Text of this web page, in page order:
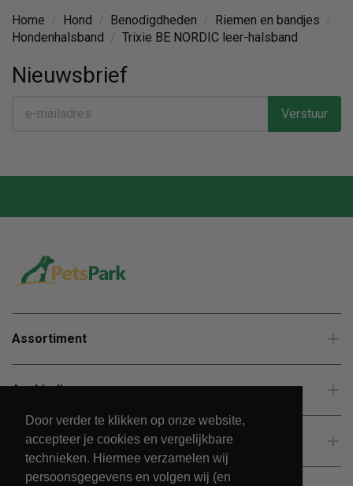
Door verder te klikken op onze website,
accepteer je cookies en vergelijkbare
technieken. Hiermee verzamelen wij
persoonsgegevens en volgen wij (en
Home Hond Benodigdheden Riemen en bandjes
Hondenhalsband
Trixie BE NORDIC leer-halsband
Nieuwsbrief
Verstuur
Assortiment
Aanbiedingen
Klantenservice